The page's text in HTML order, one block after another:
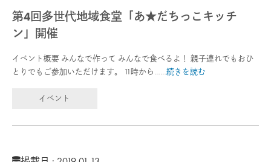
第4回多世代地域食堂「あ★だちっこキッチ
ン」開催
イベント概要 みんなで作って みんなで食べるよ！ 親子連れでもおひ
とりでもご参加いただけます。 11時から……続きを読む
イベント